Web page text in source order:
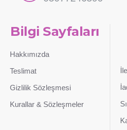
Bilgi Sayfaları
Hakkımızda
Teslimat
Gizlilik Sözleşmesi
Kurallar & Sözleşmeler